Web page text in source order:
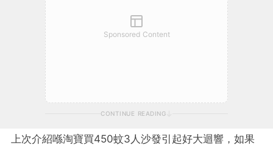
Sponsored Content
CONTINUE READING
上次介紹喺淘寶買450蚊3人沙發引起好大迴響，如果